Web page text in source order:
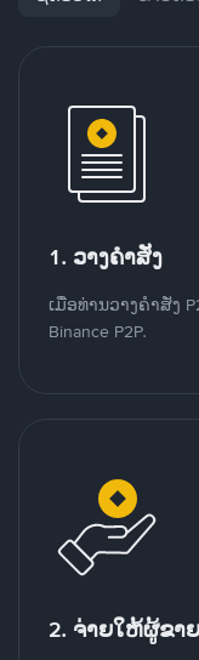
1. ວາງຄໍາສັ່ງ
ເມື່ອທ່ານວາງຄໍາສັ່ງ
Binance P2P.
2. ຈ່າຍໃຫ້ຜູ້ຂາຍ